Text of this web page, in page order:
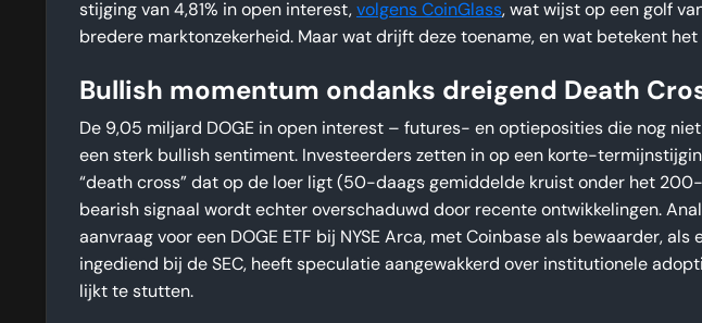
stijging van 4,81% in open interest, volgens CoinGlass, wat wijst op een golf
bredere marktonzekerheid. Maar wat drijft deze toename, en wat betekent het
Bullish momentum ondanks dreigend Death
De 9,05 miljard DOGE in open interest – futures- en optieposities die nog
een sterk bullish sentiment. Investeerders zetten in op een korte-
“death cross” dat op de loer ligt (50-daags gemiddelde kruist onder het
bearish signaal wordt echter overschaduwd door recente ontwikkelingen.
aanvraag voor een DOGE ETF bij NYSE Arca, met Coinbase als bewaarder, als
ingediend bij de SEC, heeft speculatie aangewakkerd over institutionele
lijkt te stutten.